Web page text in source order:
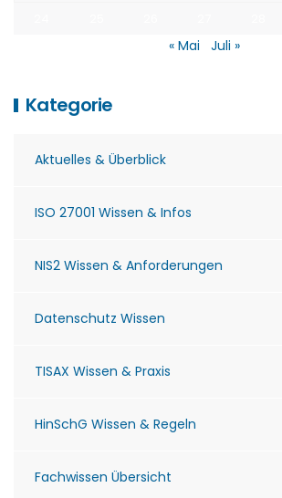
« Mai Juli »
Kategorie
Aktuelles & Überblick
ISO 27001 Wissen & Infos
NIS2 Wissen & Anforderungen
Datenschutz Wissen
TISAX Wissen & Praxis
HinSchG Wissen & Regeln
Fachwissen Übersicht